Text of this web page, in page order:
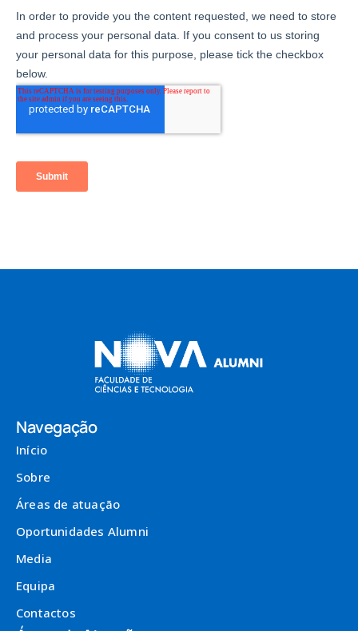
Navegação
Início
Sobre
Áreas de atuação
Oportunidades Alumni
Media
Equipa
Contactos